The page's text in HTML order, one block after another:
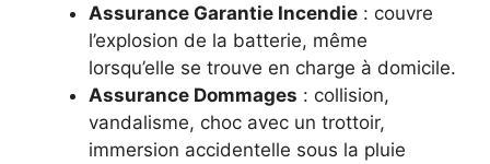
Assurance Garantie Incendie : couvre
l’explosion de la batterie, même
lorsqu’elle se trouve en charge à domicile.
Assurance Dommages : collision,
vandalisme, choc avec un trottoir,
immersion accidentelle sous la pluie